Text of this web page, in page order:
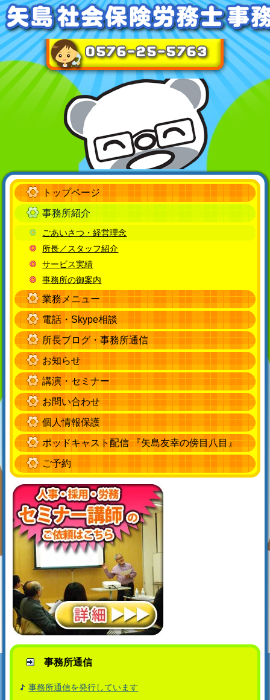
トップページ
事務所紹介
ごあいさつ・経営理念
所長／スタッフ紹介
サービス実績
事務所の御案内
業務メニュー
電話・Skype相談
所長ブログ・事務所通信
お知らせ
講演・セミナー
お問い合わせ
個人情報保護
ポッドキャスト配信 『矢島友幸の傍目八目』
ご予約
事務所通信
事務所通信を発行しています